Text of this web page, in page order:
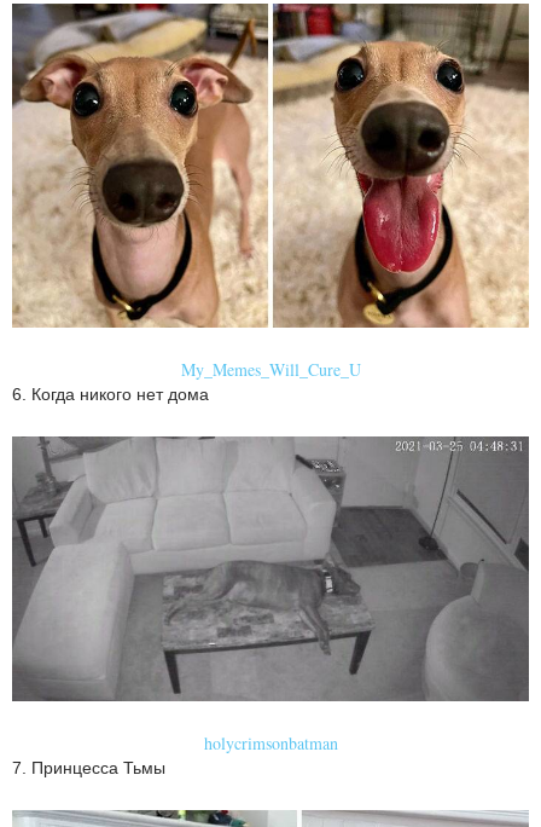
My_Memes_Will_Cure_U
6. Когда никого нет дома
holycrimsonbatman
7. Принцесса Тьмы